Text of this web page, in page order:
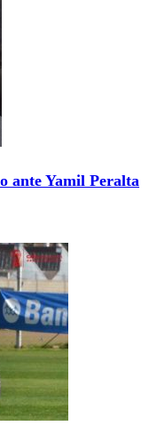
ante Yamil Peralta